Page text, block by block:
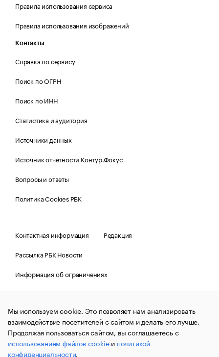
Правила использования сервиса
Правила использования изображений
Контакты
Справка по сервису
Поиск по ОГРН
Поиск по ИНН
Статистика и аудитория
Источники данных
Источник отчетности Контур.Фокус
Вопросы и ответы
Политика Cookies РБК
Контактная информация
Редакция
Рассылка РБК Новости
Информация об ограничениях
Правовая информация
О соблюдении авторских прав
© АО «РОСБИЗНЕСКОНСАЛТИНГ»,1995–2026.Сообщения
и материалы информационного агентства «РБК»
(зарегистрировано Федеральной службой по надзору в сфере
связи, информационных технологий и массовых
коммуникаций (Роскомнадзор) 09.12.2015 за номером ИА
№ФС77-63848) сопровождаются пометкой «РБК». Отдельные
Мы используем cookie. Это позволяет нам анализировать
взаимодействие посетителей с сайтом и делать его лучше.
Продолжая пользоваться сайтом, вы соглашаетесь с
использованием файлов cookieи политикой
конфиденциальности.